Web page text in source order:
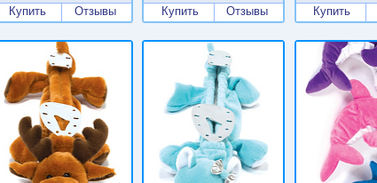
Купить
Отзывы
Купить
Отзывы
Купить